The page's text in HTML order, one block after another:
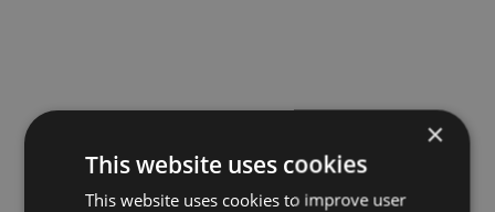
×
This website uses cookies
This website uses cookies to improve user